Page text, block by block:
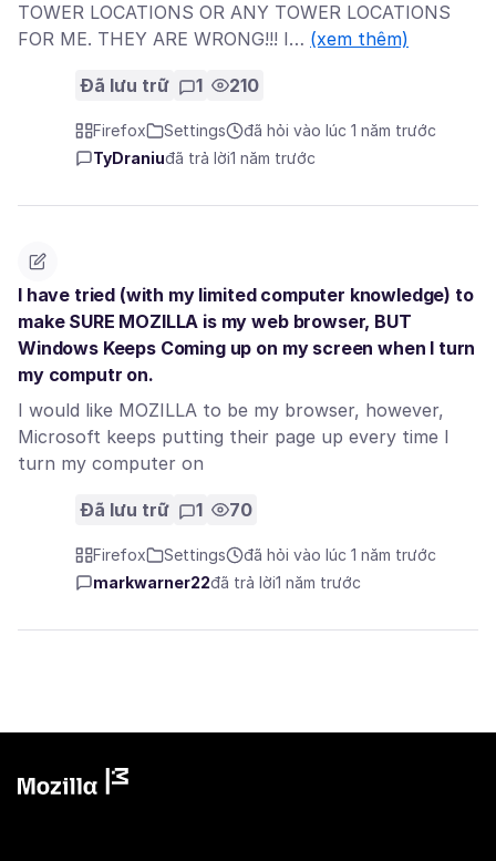
TOWER LOCATIONS OR ANY TOWER LOCATIONS
FOR ME. THEY ARE WRONG!!! I… (xem thêm)
Đã lưu trữ 1 210
Firefox Settings
đã hỏi vào lúc 1 năm trước
TyDraniuđã trả lời1 năm trước
I have tried (with my limited computer knowledge) to
make SURE MOZILLA is my web browser, BUT
Windows Keeps Coming up on my screen when I turn
my computr on.
I would like MOZILLA to be my browser, however,
Microsoft keeps putting their page up every time I
turn my computer on
Đã lưu trữ 1 70
Firefox Settings
đã hỏi vào lúc 1 năm trước
markwarner22đã trả lời1 năm trước